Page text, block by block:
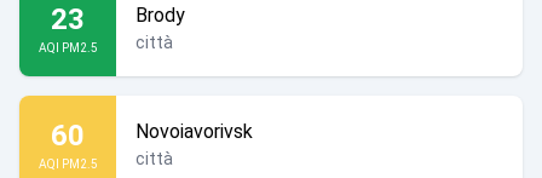
23
AQI PM2.5
Brody
città
60
AQI PM2.5
Novoiavorivsk
città